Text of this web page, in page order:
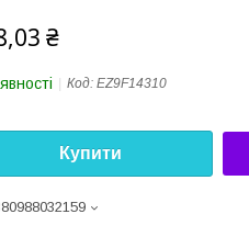
₴
Код: EZ9F14310
Купити